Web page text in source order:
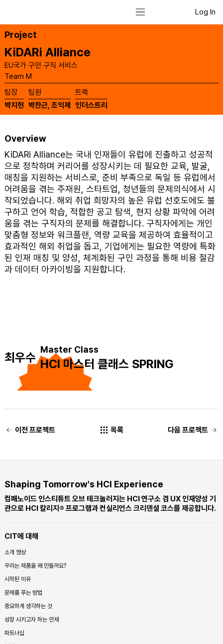
Log In
Project
KiDARi Alliance
EU국가 구인 구직 서비스
Team M
​팀장
박지현
​팀원
박찬근, 조익제
​트랙
인더스트리
Overview
KiDARi Alliance는 국내 인재들이 유럽에 진출하고 성공적
으로 정착하며 커리어를 성장시키는 데 필요한 교육, 발굴,
매칭을 지원하는 서비스로, 준비 부족으로 독일 등 유럽에서
어려움을 겪는 주재원, 스타트업, 청년들의 문제의식에서 시
작되었습니다. 해외 취업 희망자의 높은 유럽 선호도에도 불
구하고 언어 학습, 적합한 공고 탐색, 현지 상황 파악에 어려
움을 겪는 구직자의 문제를 해결합니다. 구직자에게는 개인
맞춤형 정보와 워크플랜, 역량 교육을 제공하여 효율적이고
효과적인 해외 취업을 돕고, 기업에게는 필요한 역량에 특화
된 인재 매칭 및 양성, 체계화된 구인 과정을 통해 비용 절감
과 데이터 아카이빙을 지원합니다.
최우수
Master Class
HCI 마스터 클래스 SPRING
이전 프로젝트 목록 다음 프로젝트
Shaping Tomorrow's HCI Experience
컴패노이드 인스티튜트 오브 테크놀러지는 HCI 연구소 겸 UX 인재양성 기
관으로 HCI 칼리지® 프로그램과 컨실리언스 크리덴셜 코스를 제공합니다.
CIT에 대해
소개 영상
우리는 제품을 왜 만들까요?
시작된 이유
문제를 푸는 방법
중요하게 생각하는 것
성장 시키고자 하는 인재
파트너십